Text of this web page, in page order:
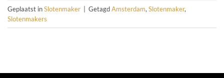
Geplaatst inSlotenmaker GetagdAmsterdam, Slotenmaker,
Slotenmakers